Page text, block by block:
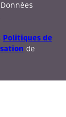
Politiques de
de